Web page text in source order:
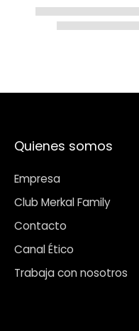
Quienes somos
Empresa
Club Merkal Family
Contacto
Canal Ético
Trabaja con nosotros